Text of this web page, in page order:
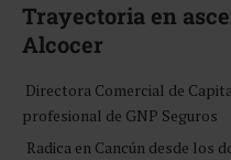
Trayectoria en
Alcocer
Directora Comercial de
profesional de GNP Seguros
Radica en Cancún desde los